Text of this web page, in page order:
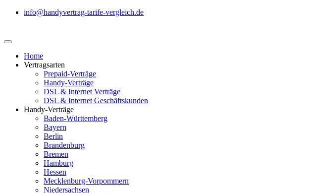
info@handyvertrag-tarife-vergleich.de
Home
Vertragsarten
Prepaid-Verträge
Handy-Verträge
DSL & Internet Verträge
DSL & Internet Geschäftskunden
Handy-Verträge
Baden-Württemberg
Bayern
Berlin
Brandenburg
Bremen
Hamburg
Hessen
Mecklenburg-Vorpommern
Niedersachsen